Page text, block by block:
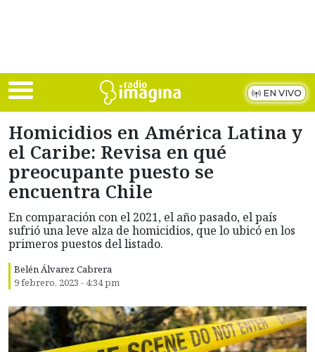
EN VIVO
Homicidios en América Latina y
el Caribe: Revisa en qué
preocupante puesto se
encuentra Chile
En comparación con el 2021, el año pasado, el país
sufrió una leve alza de homicidios, que lo ubicó en los
primeros puestos del listado.
Belén Álvarez Cabrera
9 febrero, 2023 - 4:34 pm